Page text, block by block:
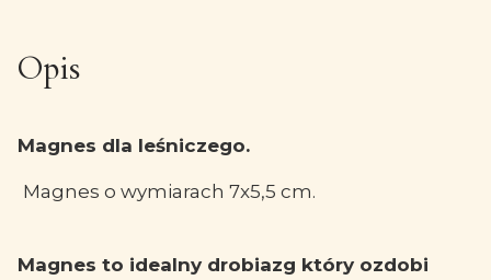
Opis
Magnes dla leśniczego.
Magnes o wymiarach 7x5,5 cm.
Magnes to idealny drobiazg który ozdobi